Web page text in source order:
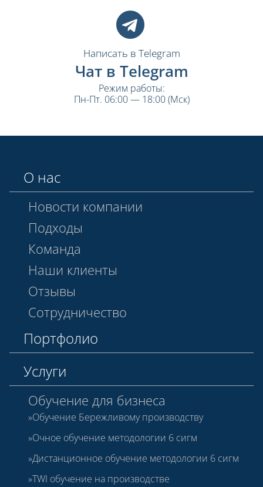
Написать в Telegram
Чат в Telegram
Режим работы:
Пн-Пт. 06:00 — 18:00 (Мск)
О нас
Новости компании
Подходы
Команда
Наши клиенты
Отзывы
Сотрудничество
Портфолио
Услуги
Обучение для бизнеса
Обучение Бережливому производству
Очное обучение методологии 6 сигм
Дистанционное обучение методологии 6 сигм
TWI обучение на производстве